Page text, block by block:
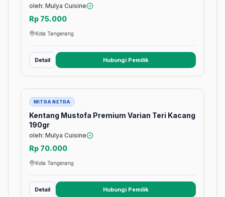
oleh: Mulya Cuisine
Rp 75.000
Kota Tangerang
Detail Hubungi Pemilik(membuka tab baru)
Barang
MITRA NETRA
Kentang Mustofa Premium Varian Teri Kacang
190gr
oleh: Mulya Cuisine
Rp 70.000
Kota Tangerang
Detail Hubungi Pemilik(membuka tab baru)